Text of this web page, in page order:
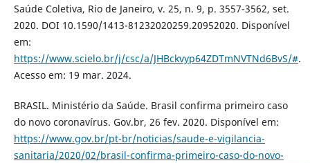
Saúde Coletiva, Rio de Janeiro, v. 25, n. 9, p. 3557-3562, set.
2020. DOI 10.1590/1413-81232020259.20952020. Disponível
em:
https://www.scielo.br/j/csc/a/JHBckvyp64ZDTmNVTNd6BvS/#.
Acesso em: 19 mar. 2024.
BRASIL. Ministério da Saúde. Brasil confirma primeiro caso
do novo coronavírus. Gov.br, 26 fev. 2020. Disponível em:
https://www.gov.br/pt-br/noticias/saude-e-vigilancia-
sanitaria/2020/02/brasil-confirma-primeiro-caso-do-novo-